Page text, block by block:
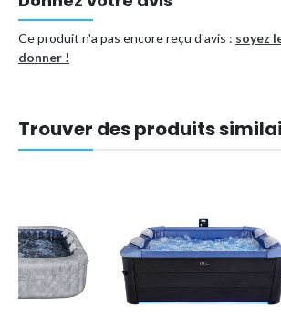
Ce produit n'a pas encore reçu d'avis : soyez
donner !
Trouver des produits